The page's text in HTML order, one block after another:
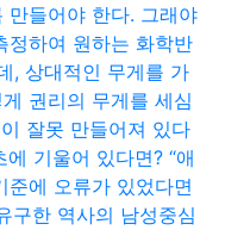
만들어야 한다. 그래야
정하여 원하는 화학반
, 상대적인 무게를 가
권리의 무게를 세심
잘못 만들어져 있다
기울어 있다면? “애
준에 오류가 있었다면
구한 역사의 남성중심